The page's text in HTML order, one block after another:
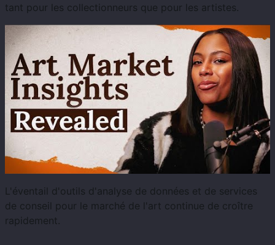
tant pour les collectionneurs que pour les artistes.
L'éventail d'outils d'analyse de données et de services
de conseil pour le marché de l'art continue de croître
rapidement.